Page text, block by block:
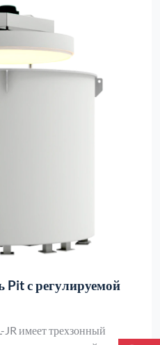
Pit с регулируемой
имеет трехзонный